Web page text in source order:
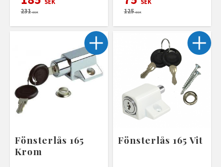
SEK
231SEK
SEK
125SEK
Fönsterlås 165
Krom
Fönsterlås 165 Vit